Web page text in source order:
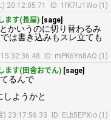
20:12:05.71
ID: 1fK7lJ1Wo (1)
ます(長屋) [sage]
かいうのに切り替わるみ
は書き込みもスレ立ても
ID: mPK6Yn8AO (1)
ます(田舎おでん) [sage]
るんで
ようかと
) 23:17:56.33
ID: ELb5EPXio (1)